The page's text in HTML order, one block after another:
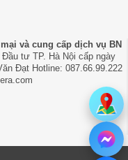
và cung cấp dịch vụ BN
tư TP. Hà Nội cấp ngày
Đạt Hotline: 087.66.99.222